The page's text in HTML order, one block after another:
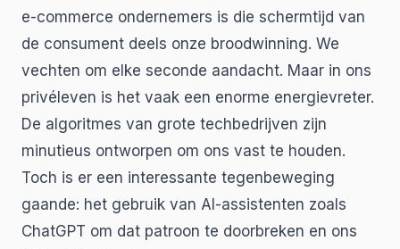
e-commerce ondernemers is die schermtijd van
de consument deels onze broodwinning. We
vechten om elke seconde aandacht. Maar in ons
privéleven is het vaak een enorme energievreter.
De algoritmes van grote techbedrijven zijn
minutieus ontworpen om ons vast te houden.
Toch is er een interessante tegenbeweging
gaande: het gebruik van AI-assistenten zoals
ChatGPT om dat patroon te doorbreken en ons